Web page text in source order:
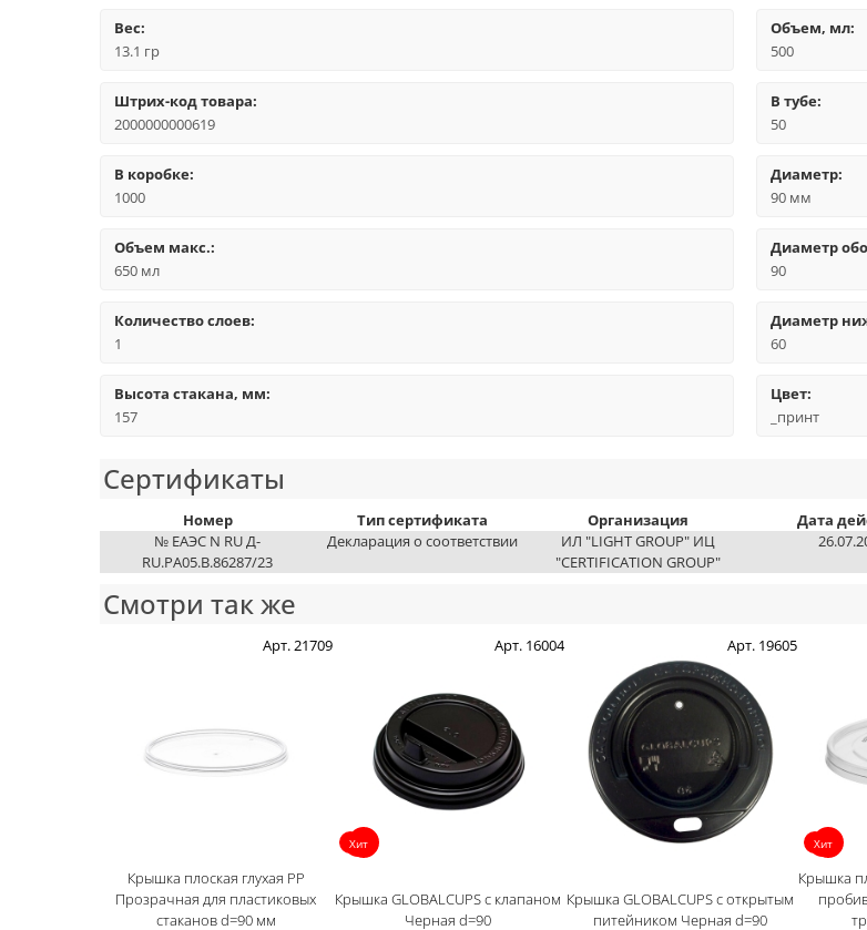
Вес:
13.1 гр
Объем, мл:
500
Штрих-код товара:
2000000000619
В тубе:
50
В коробке:
1000
Диаметр:
90 мм
Объем макс.:
650 мл
Диаметр
90
Количество слоев:
1
Диаметр
60
Высота стакана, мм:
157
Цвет:
_принт
Сертификаты
Номер
№ ЕАЭС N RU Д-
RU.РА05.B.86287/23
Тип сертификата
Декларация о соответствии
Организация
ИЛ "LIGHT GROUP" ИЦ
"CERTIFICATION GROUP"
Дата
Смотри так же
Арт. 21709
Крышка плоская глухая PP
Прозрачная для пластиковых
стаканов d=90 мм
Хит
Арт. 16004
Крышка GLOBALCUPS с клапаном
Черная d=90
Арт. 19605
Крышка GLOBALCUPS с открытым
питейником Черная d=90
Хит
Крышка